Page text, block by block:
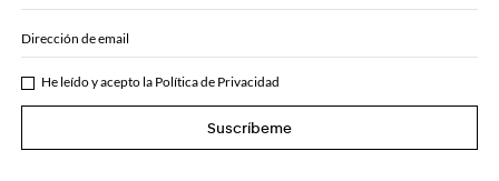
Dirección de email
He leído y acepto la Política de Privacidad
Suscríbeme